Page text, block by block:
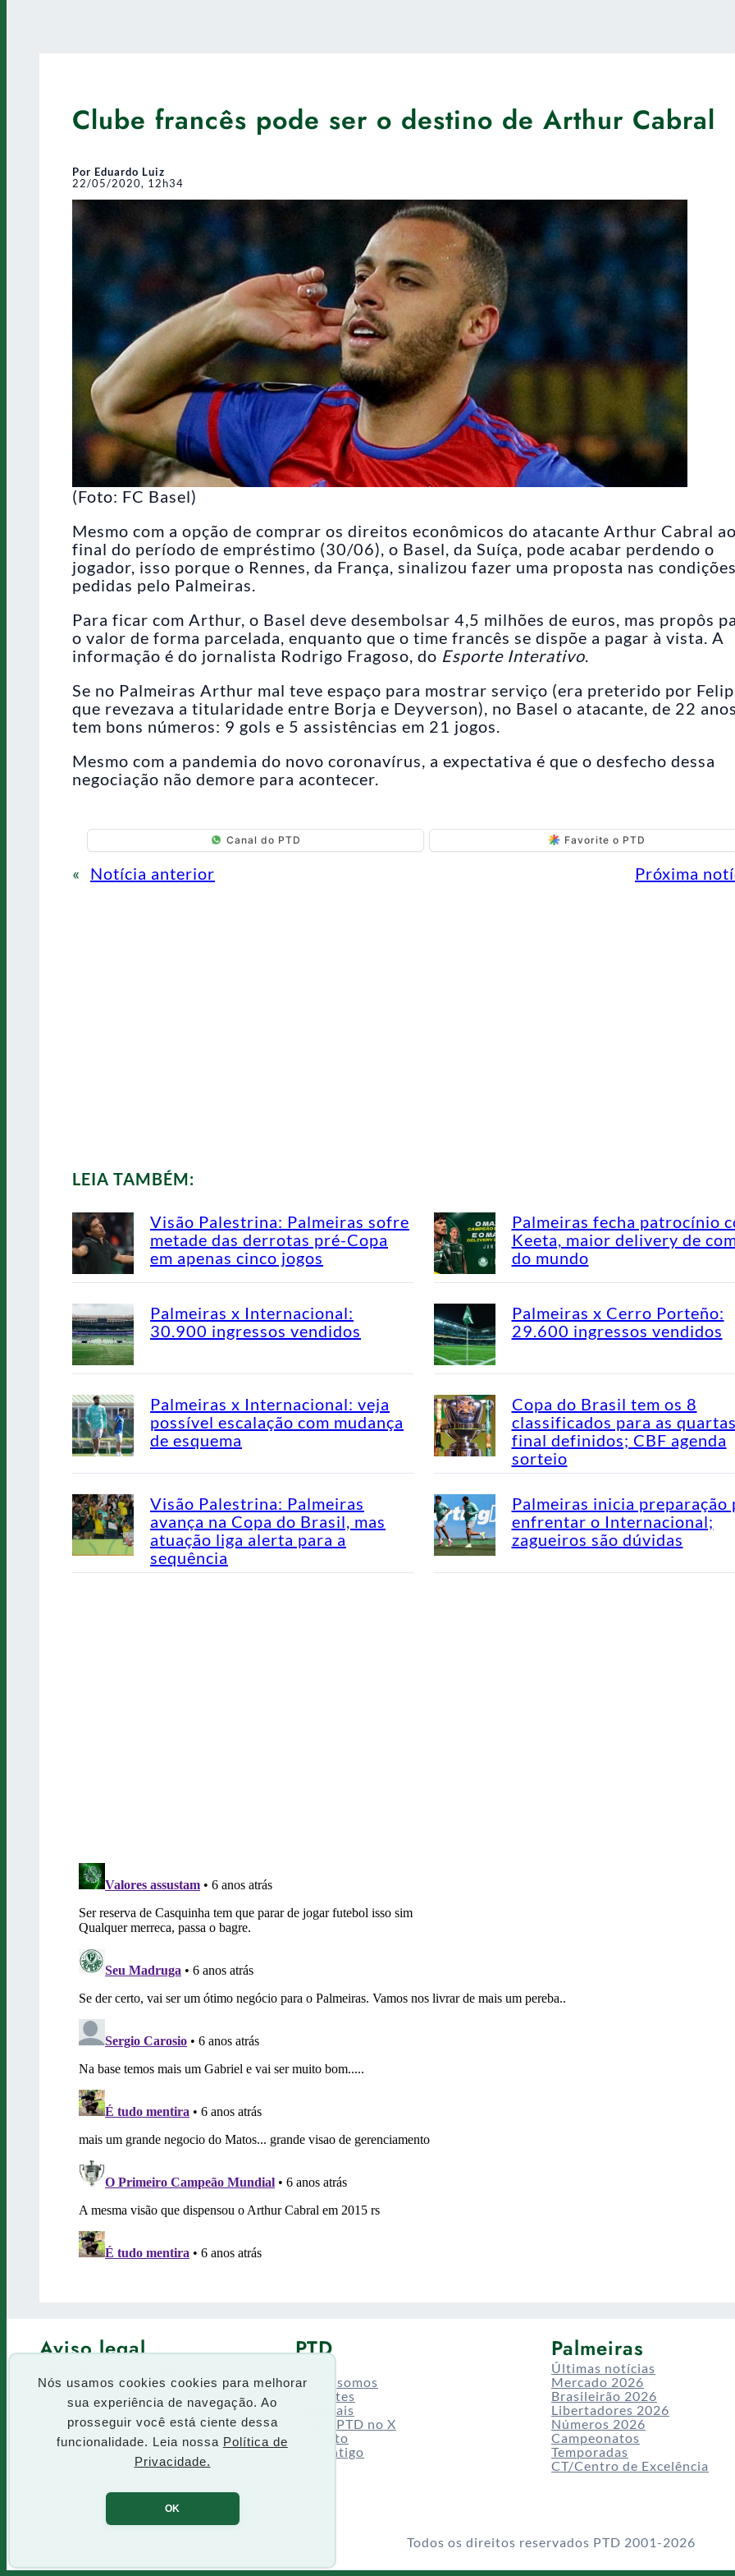
Nós usamos cookies cookies para melhorar
sua experiência de navegação. Ao
prosseguir você está ciente dessa
funcionalidade. Leia nossa Política de
Privacidade.
OK
Clube francês pode ser o destino de Arthur Cabral
Por Eduardo Luiz
22/05/2020, 12h34
(Foto: FC Basel)
Mesmo com a opção de comprar os direitos econômicos do atacante Arthur Cabral
final do período de empréstimo (30/06), o Basel, da Suíça, pode acabar perdendo o
jogador, isso porque o Rennes, da França, sinalizou fazer uma proposta nas
pedidas pelo Palmeiras.
Para ficar com Arthur, o Basel deve desembolsar 4,5 milhões de euros, mas propôs
o valor de forma parcelada, enquanto que o time francês se dispõe a pagar à vista. A
informação é do jornalista Rodrigo Fragoso, do Esporte Interativo.
Se no Palmeiras Arthur mal teve espaço para mostrar serviço (era preterido por
que revezava a titularidade entre Borja e Deyverson), no Basel o atacante, de 22
tem bons números: 9 gols e 5 assistências em 21 jogos.
Mesmo com a pandemia do novo coronavírus, a expectativa é que o desfecho dessa
negociação não demore para acontecer.
Canal do PTD Favorite o PTD
« Notícia anterior Próxima
LEIA TAMBÉM:
Visão Palestrina: Palmeiras sofre
metade das derrotas pré-Copa
em apenas cinco jogos
Palmeiras fecha patrocínio
Keeta, maior delivery de
do mundo
Palmeiras x Internacional:
30.900 ingressos vendidos
Palmeiras x Cerro Porteño:
29.600 ingressos vendidos
Palmeiras x Internacional: veja
possível escalação com mudança
de esquema
Copa do Brasil tem os 8
classificados para as
final definidos; CBF agenda
sorteio
Visão Palestrina: Palmeiras
avança na Copa do Brasil, mas
atuação liga alerta para a
sequência
Palmeiras inicia preparação
enfrentar o Internacional;
zagueiros são dúvidas
Aviso legal
Termos de uso
PTD
Quem somos
Enquetes
Especiais
Siga o PTD no X
Contato
Site antigo
Palmeiras
Últimas notícias
Mercado 2026
Brasileirão 2026
Libertadores 2026
Números 2026
Campeonatos
Temporadas
CT/Centro de Excelência
Todos os direitos reservados PTD 2001-2026